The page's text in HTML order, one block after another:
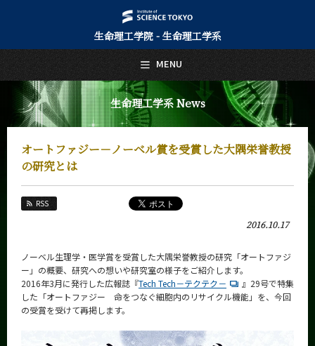
生命理工学院 - 生命理工学系
生命理工学系 News
オートファジー－ノーベル賞を受賞した大隅栄誉教授
の研究とは
RSS
2016.10.17
ノーベル生理学・医学賞を受賞した大隅栄誉教授の研究「オートファジ
ー」の概要、研究への想いや研究室の様子をご紹介します。
2016年3月に発行した広報誌『Tech Tech－テクテク－
』29号で特集
した「オートファジー 命をつなぐ細胞内のリサイクル機能」を、今回
の受賞を受けて再掲します。
MENU
日本語 English
トップページ
Top Page
生命理工学系について
About Us
教育
Education
教員・研究室
Faculty and Laboratories
入学案内
Admissions
生命理工学系 News